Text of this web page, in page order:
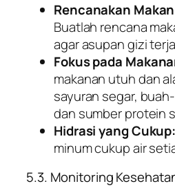
Rencanakan
Buatlah rencana
agar asupan gizi
Fokus pada
makanan utuh dan
sayuran segar,
dan sumber protein
Hidrasi yang Cukup:
minum cukup air
5.3. Monitoring